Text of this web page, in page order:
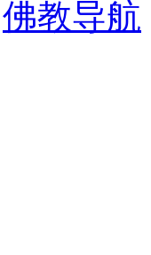
佛教导航